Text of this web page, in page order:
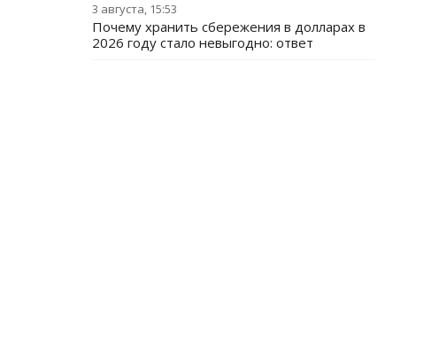
3 августа, 15:53
Почему хранить сбережения в долларах в
2026 году стало невыгодно: ответ